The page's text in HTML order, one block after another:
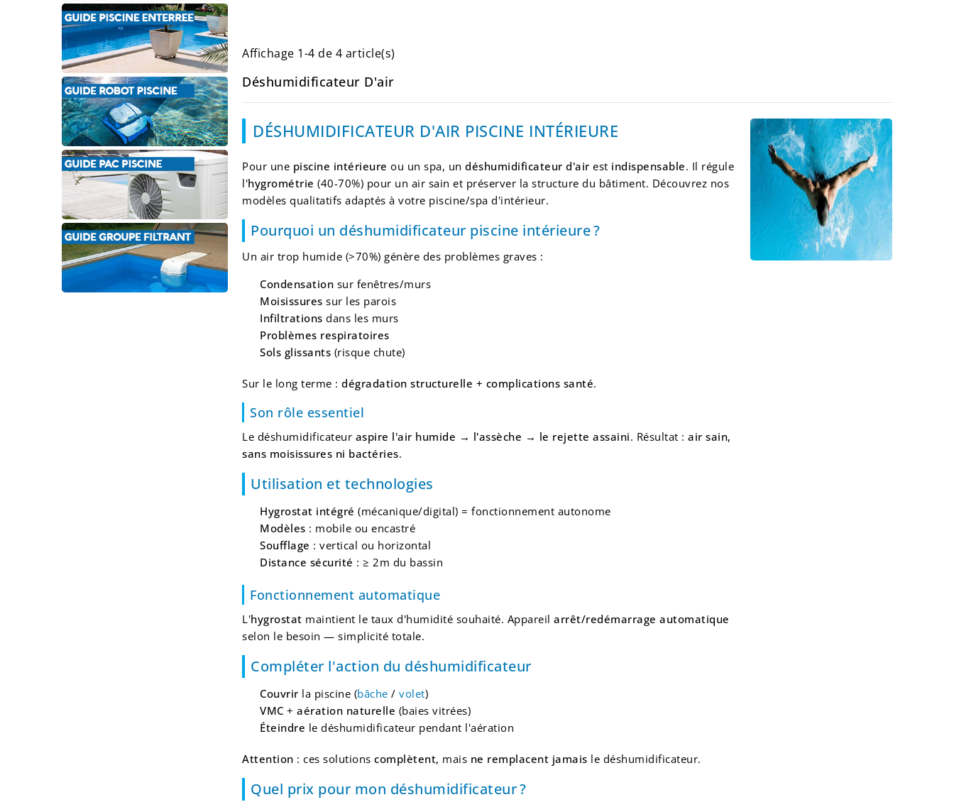
Affichage 1-4 de 4 article(s)
Déshumidificateur D'air
DÉSHUMIDIFICATEUR D'AIR PISCINE INTÉRIEURE
Pour une piscine intérieure ou un spa, un déshumidificateur d'air est indispensable. Il régule
l'hygrométrie (40-70%) pour un air sain et préserver la structure du bâtiment. Découvrez nos
modèles qualitatifs adaptés à votre piscine/spa d'intérieur.
Pourquoi un déshumidificateur piscine intérieure ?
Un air trop humide (>70%) génère des problèmes graves :
Condensation sur fenêtres/murs
Moisissures sur les parois
Infiltrations dans les murs
Problèmes respiratoires
Sols glissants (risque chute)
Sur le long terme : dégradation structurelle + complications santé.
Son rôle essentiel
Le déshumidificateur aspire l'air humide → l'assèche → le rejette assaini. Résultat : air sain,
sans moisissures ni bactéries.
Utilisation et technologies
Hygrostat intégré (mécanique/digital) = fonctionnement autonome
Modèles : mobile ou encastré
Soufflage : vertical ou horizontal
Distance sécurité : ≥ 2m du bassin
Fonctionnement automatique
L'hygrostat maintient le taux d'humidité souhaité. Appareil arrêt/redémarrage automatique
selon le besoin — simplicité totale.
Compléter l'action du déshumidificateur
Couvrir la piscine (bâche / volet)
VMC + aération naturelle (baies vitrées)
Éteindre le déshumidificateur pendant l'aération
Attention : ces solutions complètent, mais ne remplacent jamais le déshumidificateur.
Quel prix pour mon déshumidificateur ?